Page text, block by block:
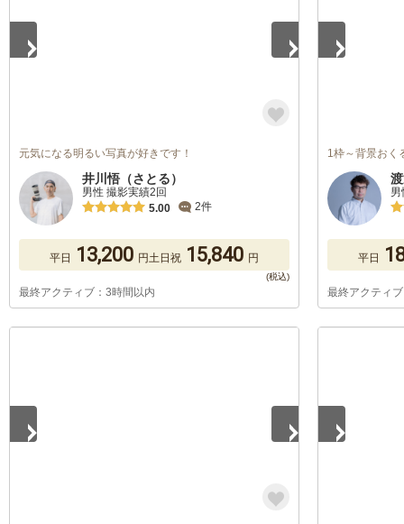
元気になる明るい写真が好きです！
井川悟（さとる）
男性 撮影実績2回
5.00
2件
平日 13,200 円土日祝 15,840 円
最終アクティブ：3時間以内
1枠～背景おく
平日
最終アクティ